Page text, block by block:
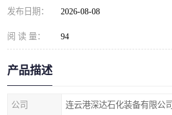
发布日期： 2026-08-08
阅 读 量： 94
产品描述
公司 连云港深达石化装备有限公司